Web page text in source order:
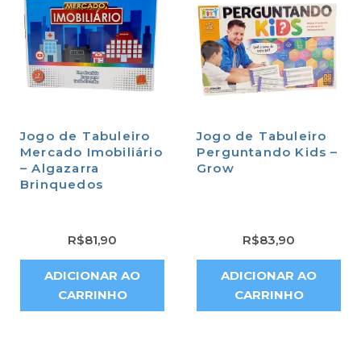
Jogo de Tabuleiro
Mercado Imobiliário
– Algazarra
Brinquedos
R$81,90
ADICIONAR AO
CARRINHO
Jogo de Tabuleiro
Perguntando Kids –
Grow
R$83,90
ADICIONAR AO
CARRINHO